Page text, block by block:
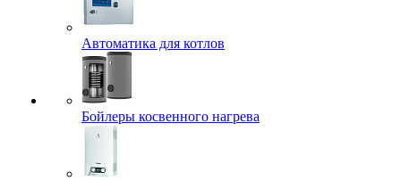
Автоматика для котлов
Бойлеры косвенного нагрева